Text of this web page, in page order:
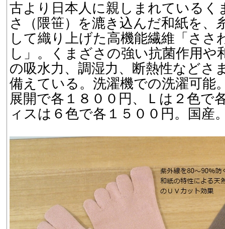
古より日本人に親しまれているく
さ（隈笹）を漉き込んだ和紙を、
して織り上げた高機能繊維「ささ
し」。くまざさの強い抗菌作用や
の吸水力、調湿力、断熱性などさ
備えている。洗濯機での洗濯可能
展開で各１８００円、Ｌは２色で
ィスは６色で各１５００円。国産